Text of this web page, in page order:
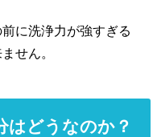
に洗浄力が強すぎる
せん。
はどうなのか？